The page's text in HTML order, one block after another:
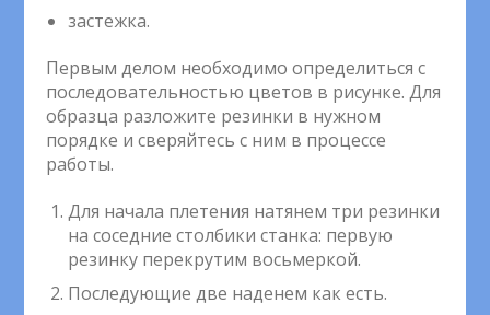
застежка.
Первым делом необходимо определиться с
последовательностью цветов в рисунке. Для
образца разложите резинки в нужном
порядке и сверяйтесь с ним в процессе
работы.
Для начала плетения натянем три резинки
на соседние столбики станка: первую
резинку перекрутим восьмеркой.
Последующие две наденем как есть.